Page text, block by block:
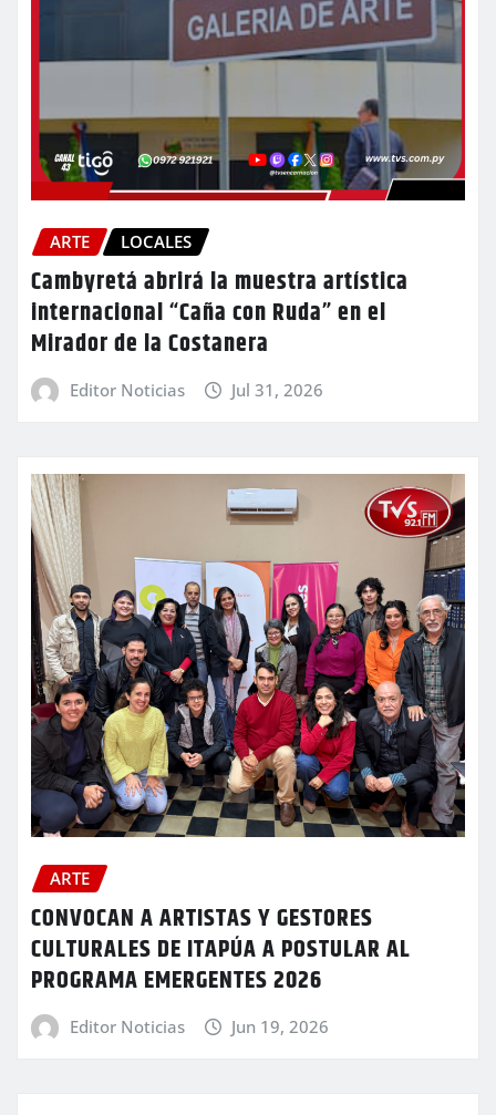
ARTE LOCALES
Cambyretá abrirá la muestra artística
internacional “Caña con Ruda” en el
Mirador de la Costanera
Editor Noticias Jul 31, 2026
ARTE
CONVOCAN A ARTISTAS Y GESTORES
CULTURALES DE ITAPÚA A POSTULAR AL
PROGRAMA EMERGENTES 2026
Editor Noticias Jun 19, 2026